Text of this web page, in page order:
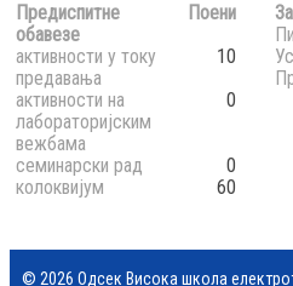
Предиспитне
обавезе
Поени
активности у току
предавања
10
активности на
лабораторијским
вежбама
0
семинарски рад
0
колоквијум
60
© 2026 Одсек Висока школа